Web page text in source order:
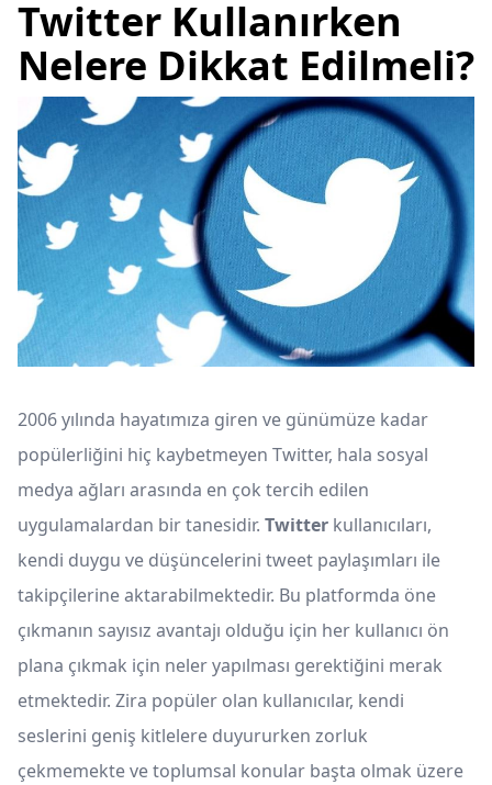
Twitter Kullanırken
Nelere Dikkat Edilmeli?
2006 yılında hayatımıza giren ve günümüze kadar
popülerliğini hiç kaybetmeyen Twitter, hala sosyal
medya ağları arasında en çok tercih edilen
uygulamalardan bir tanesidir. Twitter kullanıcıları,
kendi duygu ve düşüncelerini tweet paylaşımları ile
takipçilerine aktarabilmektedir. Bu platformda öne
çıkmanın sayısız avantajı olduğu için her kullanıcı ön
plana çıkmak için neler yapılması gerektiğini merak
etmektedir. Zira popüler olan kullanıcılar, kendi
seslerini geniş kitlelere duyururken zorluk
çekmemekte ve toplumsal konular başta olmak üzere